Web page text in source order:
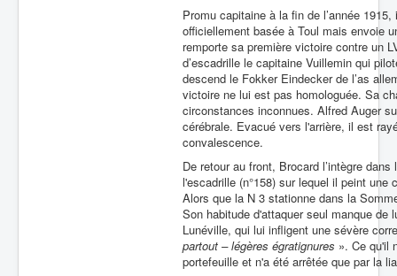
Promu capitaine à la fin de l’année
officiellement basée à Toul mais envoie
remporte sa première victoire contre un
d’escadrille le capitaine Vuillemin qui
descend le Fokker Eindecker de l’as
victoire ne lui est pas homologuée. Sa
circonstances inconnues. Alfred Auger
cérébrale. Evacué vers l'arrière, il est
convalescence.
De retour au front, Brocard l’intègre
l'escadrille (n°158) sur lequel il peint
Alors que la N 3 stationne dans la
Son habitude d'attaquer seul manque
Lunéville, qui lui infligent une sévère
partout – légères égratignures ». Ce qu'il
portefeuille et n'a été arrêtée que par la